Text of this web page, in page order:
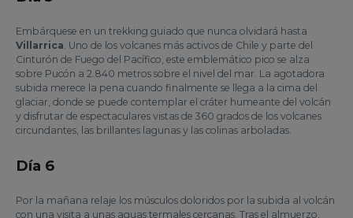
Embárquese en un trekking guiado que nunca olvidará hasta
Villarrica. Uno de los volcanes más activos de Chile y parte del
Cinturón de Fuego del Pacífico, este emblemático pico se alza
sobre Pucón a 2.840 metros sobre el nivel del mar. La agotadora
subida merece la pena cuando finalmente se llega a la cima del
glaciar, donde se puede contemplar el cráter humeante del volcán
y disfrutar de espectaculares vistas de 360 grados de los volcanes
circundantes, las brillantes lagunas y las colinas arboladas.
Día 6
Por la mañana relaje los músculos doloridos por la subida al volcán
con una visita a unas aguas termales cercanas. Tras el almuerzo,